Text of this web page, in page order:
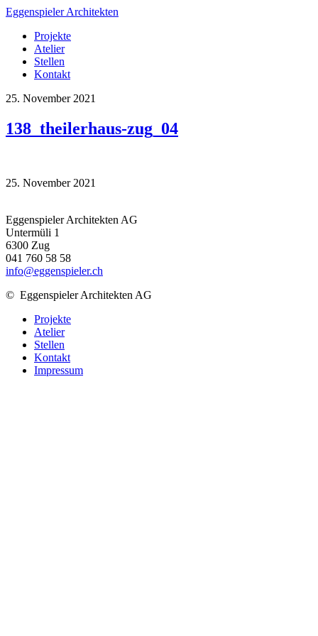
Eggenspieler Architekten
Projekte
Atelier
Stellen
Kontakt
25. November 2021
138_theilerhaus-zug_04
25. November 2021
Eggenspieler Architekten AG
Untermüli 1
6300 Zug
041 760 58 58
info@eggenspieler.ch
© Eggenspieler Architekten AG
Projekte
Atelier
Stellen
Kontakt
Impressum